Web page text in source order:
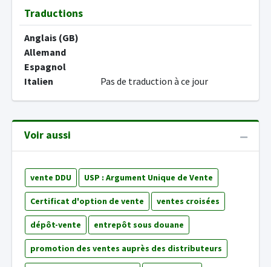
Traductions
Anglais (GB)
Allemand
Espagnol
Italien
Pas de traduction à ce jour
Voir aussi
vente DDU USP : Argument Unique de Vente
Certificat d'option de vente ventes croisées
dépôt-vente entrepôt sous douane
promotion des ventes auprès des distributeurs